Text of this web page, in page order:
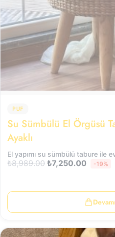
PUF
Su Sümbülü El Örgüsü
Ayaklı
El yapımı su sümbülü tabure ile
₺8,989.00 ₺7,250.00 -19%